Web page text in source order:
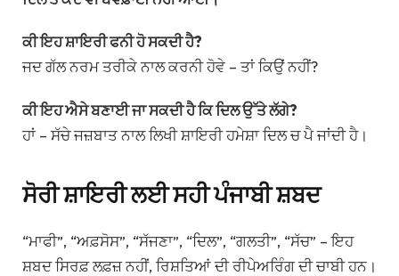
ਕੀ ਇਹ ਸ਼ਾਇਰੀ ਫਨੀ ਹੋ ਸਕਦੀ ਹੈ?
ਜਦ ਗੱਲ ਨਰਮ ਤਰੀਕੇ ਨਾਲ ਕਰਨੀ ਹੋਵੇ – ਤਾਂ ਕਿਉਂ ਨਹੀਂ?
ਕੀ ਇਹ ਐਸੇ ਬਣਾਈ ਜਾ ਸਕਦੀ ਹੈ ਕਿ ਦਿਲ ਉੱਤੇ ਲੱਗੇ?
ਹਾਂ – ਸੱਚੇ ਜਜ਼ਬਾਤ ਨਾਲ ਲਿਖੀ ਸ਼ਾਇਰੀ ਹਮੇਸ਼ਾ ਦਿਲ ਚ ਪੈ ਜਾਂਦੀ ਹੈ।
ਸੋਰੀ ਸ਼ਾਇਰੀ ਲਈ ਸਹੀ ਪੰਜਾਬੀ ਸ਼ਬਦ
“ਮਾਫੀ”, “ਅਫ਼ਸੋਸ”, “ਸੱਜਣਾ”, “ਦਿਲ”, “ਗਲਤੀ”, “ਸੱਚ” – ਇਹ
ਸ਼ਬਦ ਸਿਰਫ਼ ਲਫ਼ਜ਼ ਨਹੀਂ, ਰਿਸ਼ਤਿਆਂ ਦੀ ਰੀਪੇਅਰਿੰਗ ਦੀ ਚਾਬੀ ਹਨ।